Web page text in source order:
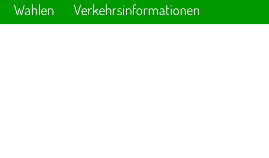
Wahlen Verkehrsinformationen